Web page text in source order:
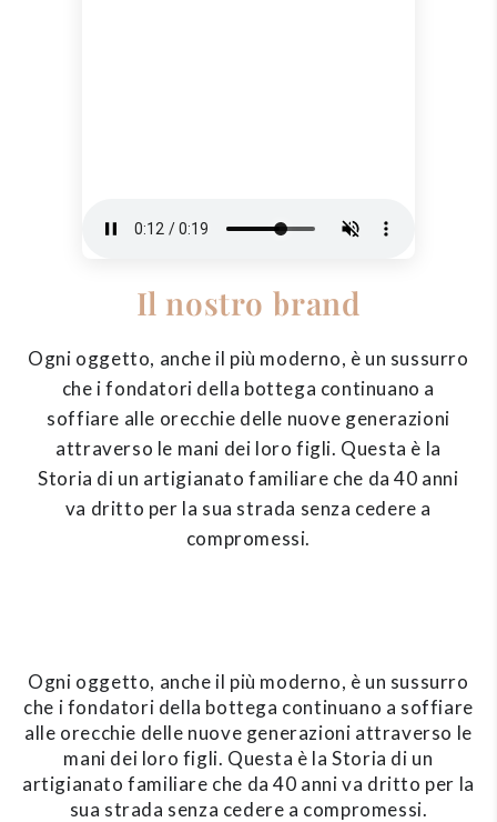
Il nostro brand
Ogni oggetto, anche il più moderno, è un sussurro
che i fondatori della bottega continuano a
soffiare alle orecchie delle nuove generazioni
attraverso le mani dei loro figli. Questa è la
Storia di un artigianato familiare che da 40 anni
va dritto per la sua strada senza cedere a
compromessi.
Ogni oggetto, anche il più moderno, è un sussurro
che i fondatori della bottega continuano a soffiare
alle orecchie delle nuove generazioni attraverso le
mani dei loro figli. Questa è la Storia di un
artigianato familiare che da 40 anni va dritto per la
sua strada senza cedere a compromessi.